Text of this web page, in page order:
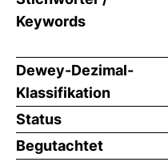
Keywords
Dewey-Dezimal-
Klassifikation
Status
Begutachtet